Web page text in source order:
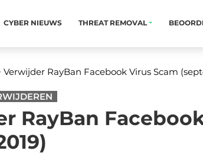
CYBER ​​NIEUWS THREAT REMOVAL
Verwijder RayBan Facebook Virus Scam
RayBan